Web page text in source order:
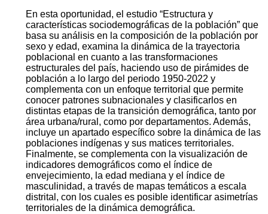
En esta oportunidad, el estudio “Estructura y
características sociodemográficas de la población” que
basa su análisis en la composición de la población por
sexo y edad, examina la dinámica de la trayectoria
poblacional en cuanto a las transformaciones
estructurales del país, haciendo uso de pirámides de
población a lo largo del periodo 1950-2022 y
complementa con un enfoque territorial que permite
conocer patrones subnacionales y clasificarlos en
distintas etapas de la transición demográfica, tanto por
área urbana/rural, como por departamentos. Además,
incluye un apartado específico sobre la dinámica de las
poblaciones indígenas y sus matices territoriales.
Finalmente, se complementa con la visualización de
indicadores demográficos como el índice de
envejecimiento, la edad mediana y el índice de
masculinidad, a través de mapas temáticos a escala
distrital, con los cuales es posible identificar asimetrías
territoriales de la dinámica demográfica.